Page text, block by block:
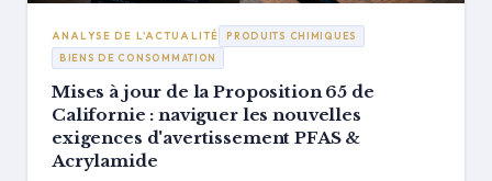
ANALYSE DE L'ACTUALITÉ
PRODUITS CHIMIQUES
BIENS DE CONSOMMATION
Mises à jour de la Proposition 65 de
Californie : naviguer les nouvelles
exigences d'avertissement PFAS &
Acrylamide